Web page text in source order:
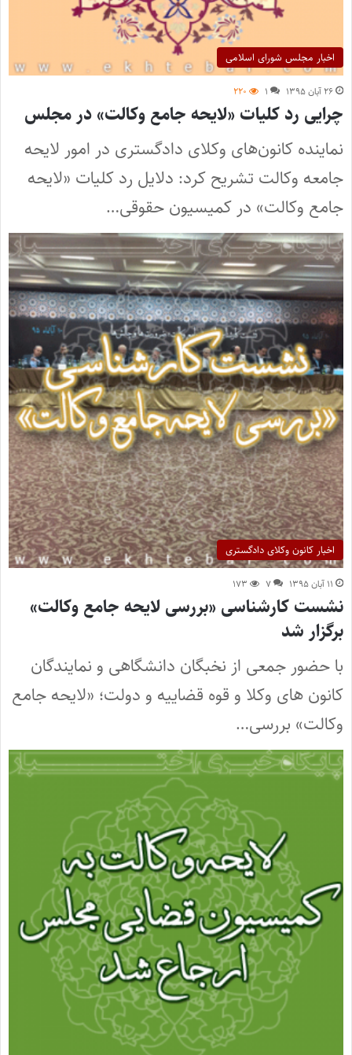
اخبار مجلس شورای اسلامی
۲۶ آبان ۱۳۹۵ ۱ ۲۲۰
چرایی رد کلیات «لایحه جامع وکالت» در مجلس
نماینده کانون‌های وکلای دادگستری در امور لایحه
جامعه وکالت تشریح کرد: دلایل رد کلیات «لایحه
جامع وکالت» در کمیسیون حقوقی…
اخبار کانون وکلای دادگستری
۱۱ آبان ۱۳۹۵ ۷ ۱۷۳
نشست کارشناسی «بررسی لایحه جامع وکالت»
برگزار شد
با حضور جمعی از نخبگان دانشگاهی و نمایندگان
کانون های وکلا و قوه قضاییه و دولت؛ «لایحه جامع
وکالت» بررسی…